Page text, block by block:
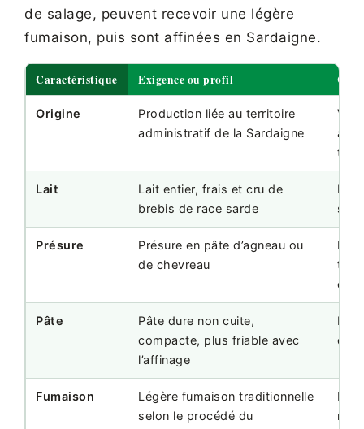
de salage, peuvent recevoir une légère
fumaison, puis sont affinées en Sardaigne.
Caractéristique Exigence ou profil
Origine
Production liée au territoire
administratif de la Sardaigne
Lait
Lait entier, frais et cru de
brebis de race sarde
Présure
Présure en pâte d’agneau ou
de chevreau
Pâte
Pâte dure non cuite,
compacte, plus friable avec
l’affinage
Fumaison
Légère fumaison traditionnelle
selon le procédé du